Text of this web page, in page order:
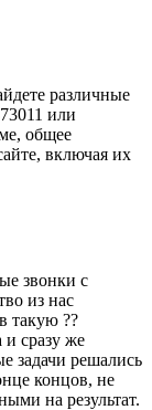
различные
или
общее
включая их
звонки с
из нас
такую ??
и сразу же
задачи решались
концов, не
на результат.